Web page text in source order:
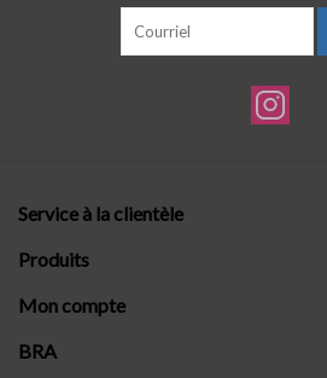
Service à la clientèle
Produits
Mon compte
BRA